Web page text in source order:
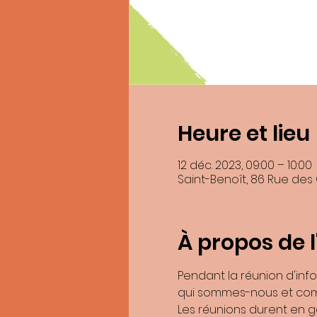
En soumettant ce formulaire,
Les
Pour exercer ces droits ou pour toute
Heure et lieu
12 déc. 2023, 09:00 – 10:00
Saint-Benoît, 86 Rue
À propos de
Pendant la réunion
qui sommes-nous et
Les réunions durent en